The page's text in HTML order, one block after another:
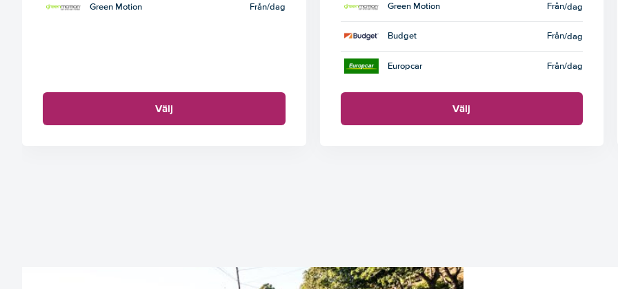
Green Motion Från/dag
Välj
Green Motion Från/dag
Budget Från/dag
Europcar Från/dag
Välj